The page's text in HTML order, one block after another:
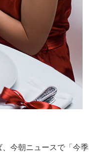
今朝ニュースで「今季